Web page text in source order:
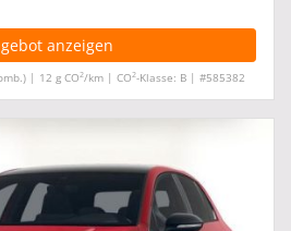
anzeigen
| 12 g CO2/km | CO2-Klasse: B | #585382